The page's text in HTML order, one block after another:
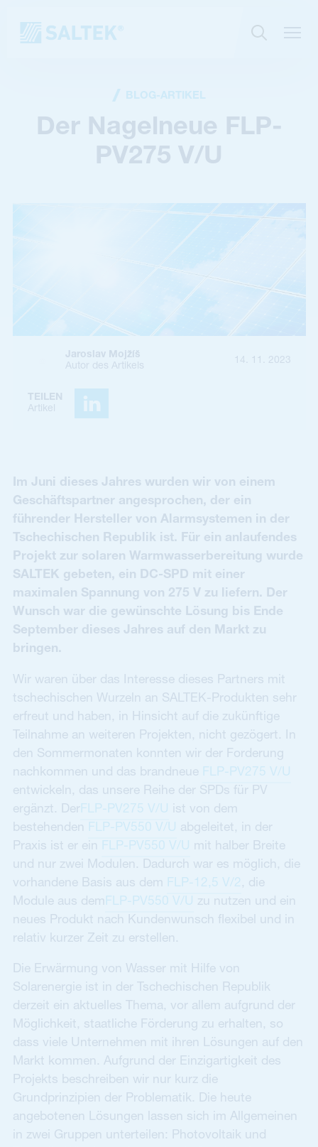
BLOG-ARTIKEL
Der Nagelneue FLP-
PV275 V/U
Jaroslav Mojžíš
Autor des Artikels
14. 11. 2023
TEILEN
Artikel
Im Juni dieses Jahres wurden wir von einem
Geschäftspartner angesprochen, der ein
führender Hersteller von Alarmsystemen in der
Tschechischen Republik ist. Für ein anlaufendes
Projekt zur solaren Warmwasserbereitung wurde
SALTEK gebeten, ein DC-SPD mit einer
maximalen Spannung von 275 V zu liefern. Der
Wunsch war die gewünschte Lösung bis Ende
September dieses Jahres auf den Markt zu
bringen.
Wir waren über das Interesse dieses Partners mit
tschechischen Wurzeln an SALTEK-Produkten sehr
erfreut und haben, in Hinsicht auf die zukünftige
Teilnahme an weiteren Projekten, nicht gezögert. In
den Sommermonaten konnten wir der Forderung
nachkommen und das brandneue FLP-PV275 V/U
entwickeln, das unsere Reihe der SPDs für PV
ergänzt. Der FLP-PV275 V/U ist von dem
bestehenden FLP-PV550 V/U abgeleitet, in der
Praxis ist er ein FLP-PV550 V/U mit halber Breite
und nur zwei Modulen. Dadurch war es möglich, die
vorhandene Basis aus dem FLP-12,5 V/2 , die
Module aus dem FLP-PV550 V/U zu nutzen und ein
neues Produkt nach Kundenwunsch flexibel und in
relativ kurzer Zeit zu erstellen.
Die Erwärmung von Wasser mit Hilfe von
Solarenergie ist in der Tschechischen Republik
derzeit ein aktuelles Thema, vor allem aufgrund der
Möglichkeit, staatliche Förderung zu erhalten, so
dass viele Unternehmen mit ihren Lösungen auf den
Markt kommen. Aufgrund der Einzigartigkeit des
Projekts beschreiben wir nur kurz die
Grundprinzipien der Problematik. Die heute
angebotenen Lösungen lassen sich im Allgemeinen
in zwei Gruppen unterteilen: Photovoltaik und